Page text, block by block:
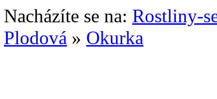
Nacházíte se na: Rostliny-
Plodová » Okurka